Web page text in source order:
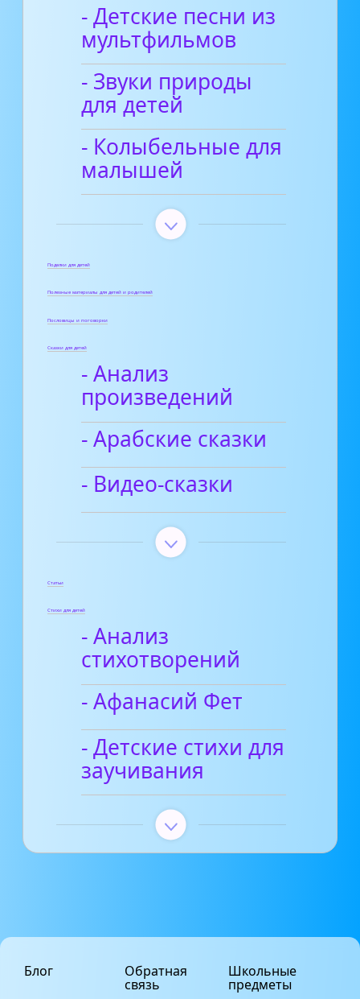
- Детские песни из
мультфильмов
- Звуки природы
для детей
- Колыбельные для
малышей
Поделки для детей
Полезные материалы для детей и родителей
Пословицы и поговорки
Сказки для детей
- Анализ
произведений
- Арабские сказки
- Видео-сказки
Статьи
Стихи для детей
- Анализ
стихотворений
- Афанасий Фет
- Детские стихи для
заучивания
Блог Обратная
связь
Школьные
предметы